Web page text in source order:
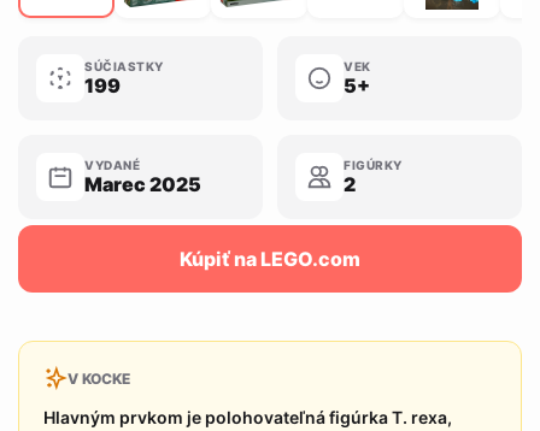
SÚČIASTKY
199
VEK
5+
VYDANÉ
Marec 2025
FIGÚRKY
2
Kúpiť na LEGO.com
V KOCKE
Hlavným prvkom je polohovateľná figúrka T. rexa,